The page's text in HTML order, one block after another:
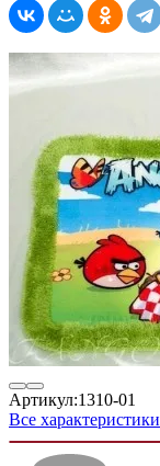
Артикул:1310-01
Все характеристики